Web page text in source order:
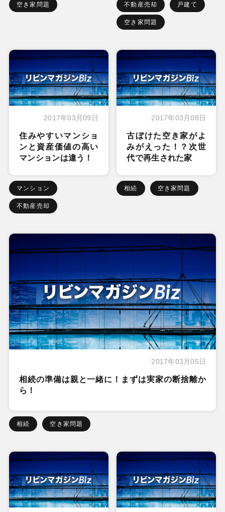
空き家問題 不動産売却 戸建て
空き家問題
2017年03月09日
住みやすいマンショ
ンと資産価値の高い
マンションは違う！
マンション
不動産売却
2017年03月08日
古ぼけた空き家がよ
みがえった！？次世
代で再生された家
相続 空き家問題
2017年03月05日
相続の準備は親と一緒に！まずは実家の断捨離か
ら！
相続 空き家問題